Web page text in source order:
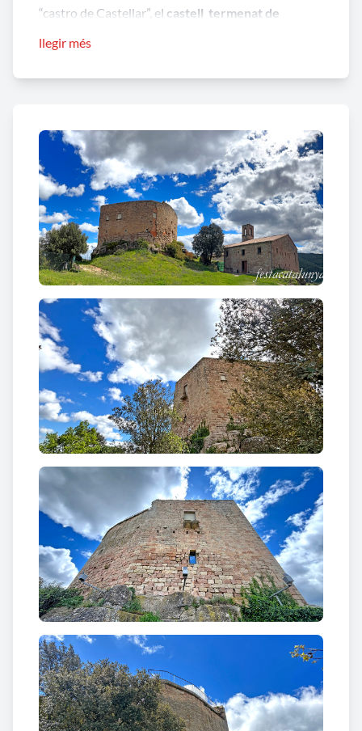
“castro de Castellar”, el castell termenat de
comte de Barcelona es fa referència que el "termino
apareix que "Petrus de Gravalosa, civis Minorise,
pro XIIII focis quos habet in castro suo de
Castellar". L'esmentat ciutadà de Manresa posseïa
també el lloc de Seguer.
Es tracta d’una gran edificació rectangular sobre un
sòcol rocós, renovat en part el segle XVII i adaptat
posteriorment com a masia. Té una planta
aproximadament ovalada; els extrems de l'eix llarg
presenten una forma angulosa mentre que els de
l'eix curt són arrodonits. Les parets estan fetes de
doble paredat, amb carreus de pedra petits i
mitjans lleugerament escairats disposats en filades
més o menys regulars. L'espai entre els dos paredats
probablement era reomplert de pedruscall amb
morter de calç, fet que atorgaria una gran
consistència a l'estructura. A les cantonades
formades entre els murs, al contrari, els blocs de
pedra són ben escairats. En general, l'edifici
presenta un aspecte sever, amb finestres de poques
dimensions repartides per totes les façanes.
Arran de la restauració dels anys 2010-2011,
prèviament el 2007 es va portar a terme una
intervenció arqueològica al castell que va permetre
establir tres grans fases constructives. La primera
fase correspondria als segles X-XIII, moment de la
llegir més